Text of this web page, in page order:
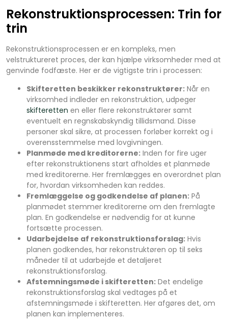
Rekonstruktionsprocessen: Trin for
trin
Rekonstruktionsprocessen er en kompleks, men
velstruktureret proces, der kan hjælpe virksomheder med at
genvinde fodfæste. Her er de vigtigste trin i processen:
Skifteretten beskikker rekonstruktører: Når en
virksomhed indleder en rekonstruktion, udpeger
skifteretten en eller flere rekonstruktører samt
eventuelt en regnskabskyndig tillidsmand. Disse
personer skal sikre, at processen forløber korrekt og i
overensstemmelse med lovgivningen.
Planmøde med kreditorerne: Inden for fire uger
efter rekonstruktionens start afholdes et planmøde
med kreditorerne. Her fremlægges en overordnet plan
for, hvordan virksomheden kan reddes.
Fremlæggelse og godkendelse af planen: På
planmødet stemmer kreditorerne om den fremlagte
plan. En godkendelse er nødvendig for at kunne
fortsætte processen.
Udarbejdelse af rekonstruktionsforslag: Hvis
planen godkendes, har rekonstruktøren op til seks
måneder til at udarbejde et detaljeret
rekonstruktionsforslag.
Afstemningsmøde i skifteretten: Det endelige
rekonstruktionsforslag skal vedtages på et
afstemningsmøde i skifteretten. Her afgøres det, om
planen kan implementeres.